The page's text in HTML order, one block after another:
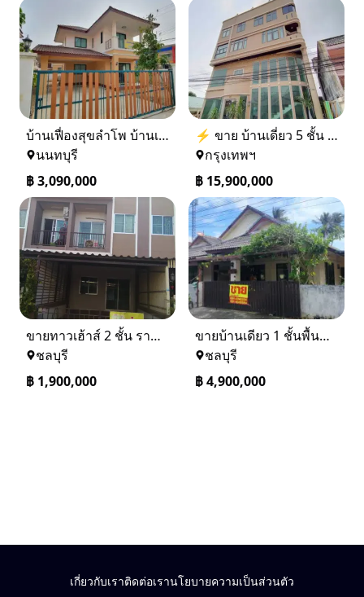
บ้านเฟื่องสุขลำโพ บ้านเดี่ยวสร้างใหม่ บางบัวทอง
นนทบุรี
฿3,090,000
⚡ ขาย บ้านเดี่ยว 5 ชั้น ซอย ประชาชื่น 14 ใกล้ BTS
กรุงเทพฯ
฿ 15,900,000
ขายทาวเฮ้าส์ 2 ชั้น ราคา 1.9 ล้านบาท ที่อยู่ ศรีราชา ชลบุรี
ชลบุรี
฿ 1,900,000
ขายบ้านเดียว 1 ชั้นพื้นที่ 102 ตรว บางละมุง ชลบุรี
ชลบุรี
฿4,900,000
เกี่ยวกับเราติดต่อเรานโยบายความเป็นส่วนตัว